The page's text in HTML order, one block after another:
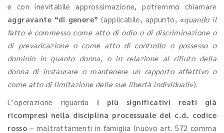
e con inevitabile approssimazione, potremmo chiamare
aggravante “di genere” (applicabile, appunto, «quando il
fatto è commesso come atto di odio o di discriminazione o
di prevaricazione o come atto di controllo o possesso o
dominio in quanto donna, o in relazione al rifiuto della
donna di instaurare o mantenere un rapporto affettivo o
come atto di limitazione delle sue libertà individuali»).
L’operazione riguarda i più significativi reati già
ricompresi nella disciplina processuale del c.d. codice
rosso – maltrattamenti in famiglia (nuovo art. 572 comma